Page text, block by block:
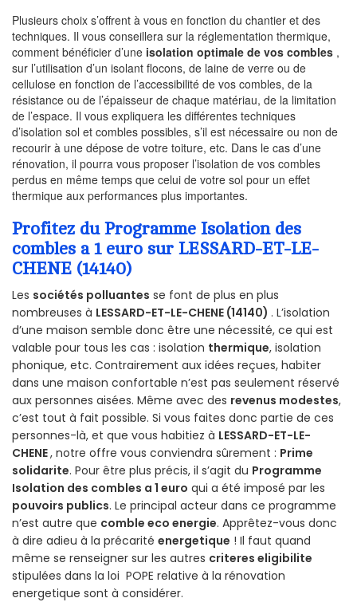
Plusieurs choix s’offrent à vous en fonction du chantier et des
techniques. Il vous conseillera sur la réglementation thermique,
comment bénéficier d’une isolation optimale de vos combles ,
sur l’utilisation d’un isolant flocons, de laine de verre ou de
cellulose en fonction de l’accessibilité de vos combles, de la
résistance ou de l’épaisseur de chaque matériau, de la limitation
de l’espace. Il vous expliquera les différentes techniques
d’isolation sol et combles possibles, s’il est nécessaire ou non de
recourir à une dépose de votre toiture, etc. Dans le cas d’une
rénovation, il pourra vous proposer l’isolation de vos combles
perdus en même temps que celui de votre sol pour un effet
thermique aux performances plus importantes.
Profitez du Programme Isolation des
combles a 1 euro sur LESSARD-ET-LE-
CHENE (14140)
Les sociétés polluantes se font de plus en plus
nombreuses à LESSARD-ET-LE-CHENE (14140) . L’isolation
d’une maison semble donc être une nécessité, ce qui est
valable pour tous les cas : isolation thermique, isolation
phonique, etc. Contrairement aux idées reçues, habiter
dans une maison confortable n’est pas seulement réservé
aux personnes aisées. Même avec des revenus modestes,
c’est tout à fait possible. Si vous faites donc partie de ces
personnes-là, et que vous habitiez à LESSARD-ET-LE-
CHENE, notre offre vous conviendra sûrement : Prime
solidarite. Pour être plus précis, il s’agit du Programme
Isolation des combles a 1 euro qui a été imposé par les
pouvoirs publics. Le principal acteur dans ce programme
n’est autre que comble eco energie. Apprêtez-vous donc
à dire adieu à la précarité energetique ! Il faut quand
même se renseigner sur les autres criteres eligibilite
stipulées dans la loi POPE relative à la rénovation
energetique sont à considérer.